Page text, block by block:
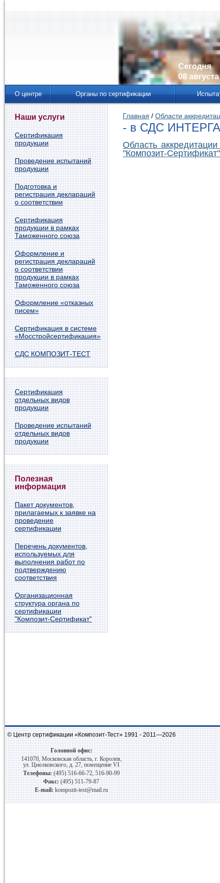
Сегодня
08 августа
О центре Органы по сертификации
Главная / Области
- в СДС
Область
"Композит-
Наши услуги
Сертификация
продукции
Проведение испытаний
продукции
Подготовка и
регистрация деклараций
о соответствии
Сертификация
продукции в рамках
Таможенного союза
Оформление и
регистрация деклараций
о соответствии
продукции в рамках
Таможенного союза
Оформление «отказных
писем»
Сертификация в системе
«Мосстройсертификация»
СДС КОМПОЗИТ-ТЕСТ
Сертификация
отдельных видов
продукции
Проведение испытаний
отдельных видов
продукции
Полезная
информация
Пакет документов,
прилагаемых к заявке на
проведение
сертификации
Перечень документов,
используемых для
выполнения работ по
подтверждению
соответствия
Организационная
структура органа по
сертификации
"Композит-Сертификат"
© Центр сертификации «Композит-Тест» 1991 - 2011—2026
Головной офис:
141070, Московская область, г. Королев,
ул. Циолковского, д. 27, помещение VI
Телефоны: (495) 516-66-72, 516-90-99
Факс: (495) 511-79-87
E-mail: kompozit-test@mail.ru